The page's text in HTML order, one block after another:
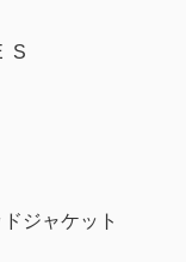
S
ジャケット